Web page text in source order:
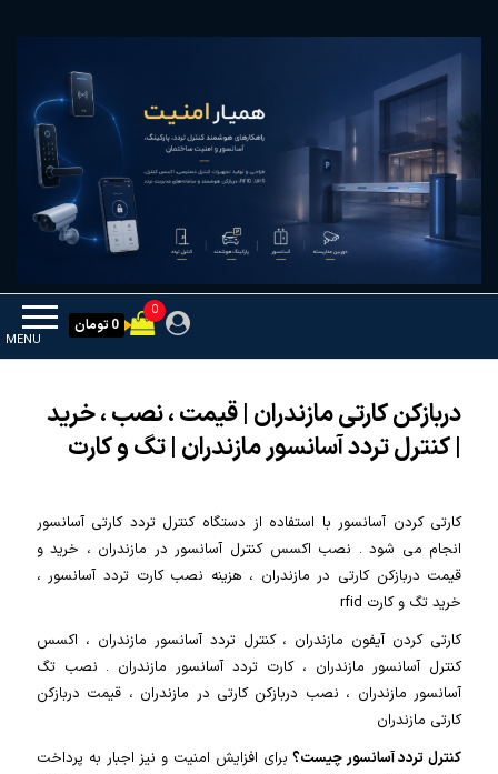
MENU
0
0 تومان
دربازکن کارتی مازندران | قیمت ، نصب ، خرید
| کنترل تردد آسانسور مازندران | تگ و کارت
کارتی کردن آسانسور با استفاده از دستگاه کنترل تردد کارتی آسانسور
انجام می شود . نصب اکسس کنترل آسانسور در مازندران ، خرید و
قیمت دربازکن کارتی در مازندران ، هزینه نصب کارت تردد آسانسور ،
خرید تگ و‌ کارت rfid
کارتی کردن آیفون مازندران ، کنترل تردد آسانسور مازندران ، اکسس
کنترل آسانسور مازندران ، کارت تردد آسانسور مازندران . نصب تگ
آسانسور مازندران ، نصب دربازکن کارتی در مازندران ، قیمت دربازکن
کارتی مازندران
کنترل تردد آسانسور چیست؟ برای افزایش امنیت و نیز اجبار به پرداخت